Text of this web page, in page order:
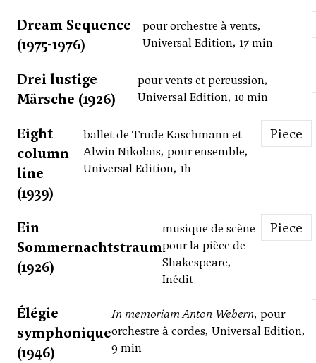
Dream Sequence
(1975-1976)
pour orchestre à vents,
Universal Edition, 17 min
Drei lustige
Märsche (1926)
pour vents et percussion,
Universal Edition, 10 min
Eight
column
line
(1939)
ballet de Trude Kaschmann et
Alwin Nikolais, pour ensemble,
Universal Edition, 1h
Piece
Ein
Sommernachtstraum
(1926)
musique de scène
pour la pièce de
Shakespeare,
Inédit
Piece
Élégie
symphonique
(1946)
In memoriam Anton Webern, pour
orchestre à cordes, Universal Edition,
9 min